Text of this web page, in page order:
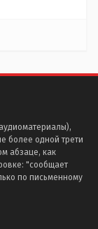
более одной трети
абзаце, как
"сообщает
по письменному